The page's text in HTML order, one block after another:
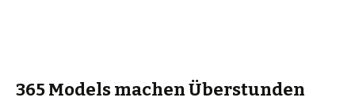
365 Models machen Überstunden